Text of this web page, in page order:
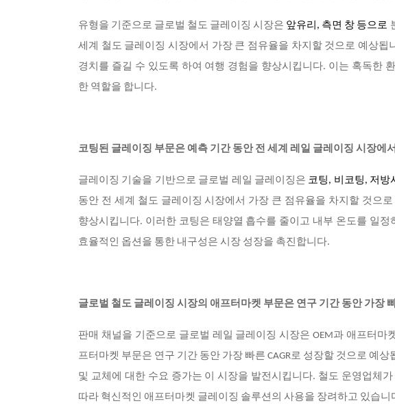
유형을 기준으로 글로벌 철도 글레이징 시장은 앞유리, 측면 창 등으로
세계 철도 글레이징 시장에서 가장 큰 점유율을 차지할 것으로 예상됩
경치를 즐길 수 있도록 하여 여행 경험을 향상시킵니다. 이는 혹독한
한 역할을 합니다.
코팅된 글레이징 부문은 예측 기간 동안 전 세계 레일 글레이징 시장에
글레이징 기술을 기반으로 글로벌 레일 글레이징은 코팅, 비코팅, 저방
동안 전 세계 철도 글레이징 시장에서 가장 큰 점유율을 차지할 것으
향상시킵니다. 이러한 코팅은 태양열 흡수를 줄이고 내부 온도를 일
효율적인 옵션을 통한 내구성은 시장 성장을 촉진합니다.
글로벌 철도 글레이징 시장의 애프터마켓 부문은 연구 기간 동안 가장
판매 채널을 기준으로 글로벌 레일 글레이징 시장은 OEM과 애프터
프터마켓 부문은 연구 기간 동안 가장 빠른 CAGR로 성장할 것으로 예
및 교체에 대한 수요 증가는 이 시장을 발전시킵니다. 철도 운영업체
따라 혁신적인 애프터마켓 글레이징 솔루션의 사용을 장려하고 있습니